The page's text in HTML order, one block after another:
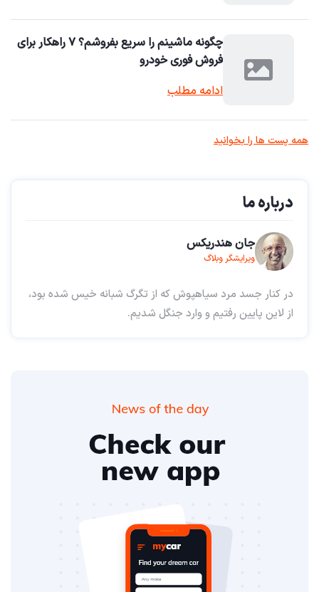
چگونه ماشینم را سریع بفروشم؟ ۷ راهکار برای
فروش فوری خودرو
ادامه مطلب
همه پست ها را بخوانید
درباره ما
جان هندریکس
ویرایشگر وبلاگ
در کنار جسد مرد سیاهپوش که از تگرگ شبانه خیس شده بود،
از لاین پایین رفتیم و وارد جنگل شدیم.